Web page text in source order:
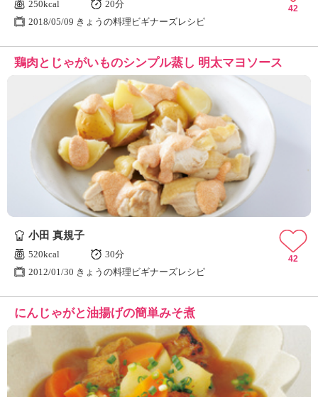
250kcal
20分
2018/05/09 きょうの料理ビギナーズレシピ
42
鶏肉とじゃがいものシンプル蒸し 明太マヨソース
小田 真規子
520kcal
30分
2012/01/30 きょうの料理ビギナーズレシピ
42
にんじゃがと油揚げの簡単みそ煮